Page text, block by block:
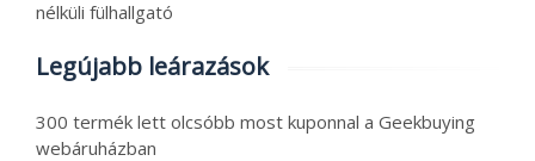
nélküli fülhallgató
Legújabb leárazások
300 termék lett olcsóbb most kuponnal a Geekbuying
webáruházban